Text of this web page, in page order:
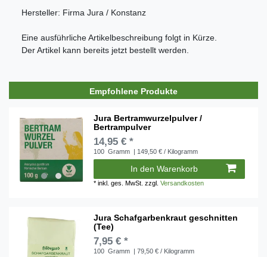
Hersteller: Firma Jura / Konstanz
Eine ausführliche Artikelbeschreibung folgt in Kürze.
Der Artikel kann bereits jetzt bestellt werden.
Empfohlene Produkte
Jura Bertramwurzelpulver /
Bertrampulver
14,95 € *
100 Gramm | 149,50 € / Kilogramm
In den Warenkorb
*inkl. ges. MwSt. zzgl.Versandkosten
Jura Schafgarbenkraut geschnitten
(Tee)
7,95 € *
100 Gramm | 79,50 € / Kilogramm